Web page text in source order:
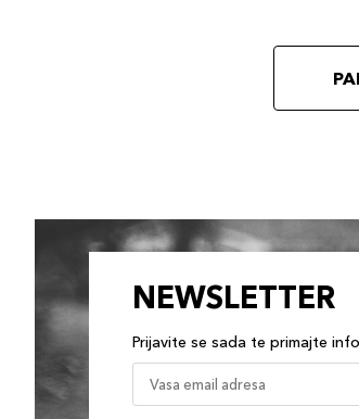
NEWSLETTER
Prijavite se sada te primajte